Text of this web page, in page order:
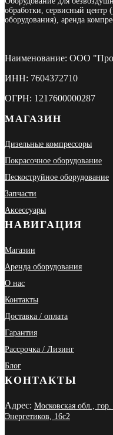
обработки, сервисный центр
оборудования), аренда
Наименование: ООО
ИНН: 7604372710
ОГРН: 1217600000287
МАГАЗИН
Дизельные компрессоры
Покрасочное оборудование
Пескоструйное оборудование
Запчасти
Аксессуары
НАВИГАЦИЯ
Магазин
Аренда оборудования
О нас
Контакты
Доставка / оплата
Гарантия
Рассрочка / Лизинг
Блог
КОНТАКТЫ
Адрес: Московская обл.,
Энергетиков, 16с2